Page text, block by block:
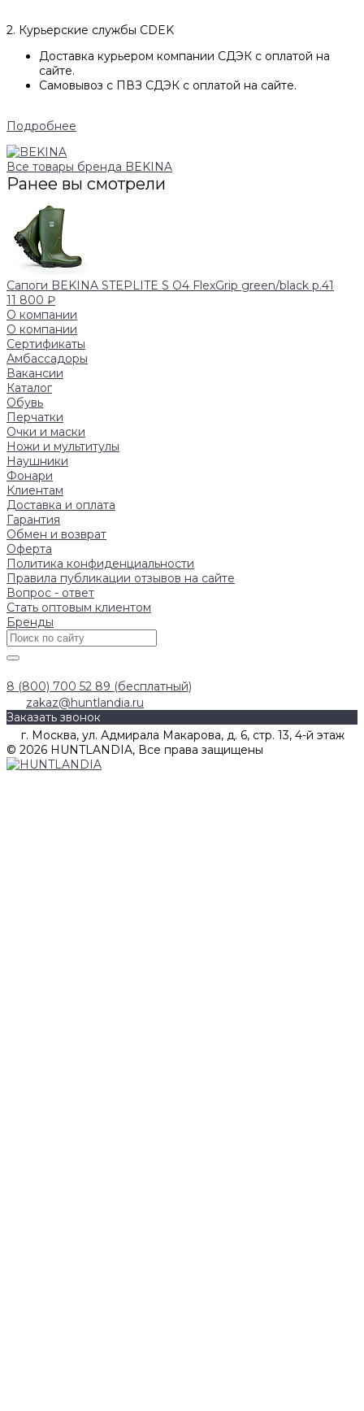
2. Курьерские службы CDEK
Доставка курьером компании СДЭК с оплатой на
сайте.
Самовывоз с ПВЗ СДЭК с оплатой на сайте.
Подробнее
Все товары бренда BEKINA
Ранее вы смотрели
Сапоги BEKINA STEPLITE S O4 FlexGrip green/black p.41
11 800 ₽
О компании
О компании
Сертификаты
Амбассадоры
Вакансии
Каталог
Обувь
Перчатки
Очки и маски
Ножи и мультитулы
Наушники
Фонари
Клиентам
Доставка и оплата
Гарантия
Обмен и возврат
Оферта
Политика конфиденциальности
Правила публикации отзывов на сайте
Вопрос - ответ
Стать оптовым клиентом
Бренды
8 (800) 700 52 89 (бесплатный)
zakaz@huntlandia.ru
Заказать звонок
г. Москва, ул. Адмирала Макарова, д. 6, стр. 13, 4-й этаж
© 2026 HUNTLANDIA, Все права защищены